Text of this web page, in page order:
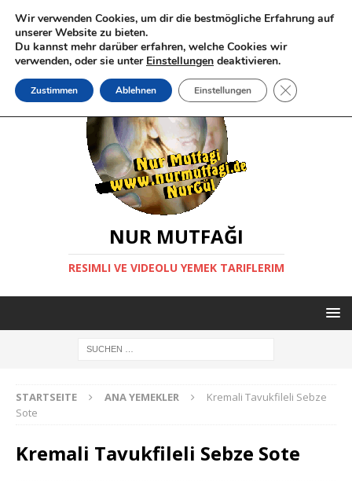
NUR MUTFAĞI
RESIMLI VE VIDEOLU YEMEK TARIFLERIM
STARTSEITE ANA YEMEKLER
Kremali Tavukfileli Sebze
Sote
Kremali Tavukfileli Sebze Sote
Wir verwenden Cookies, um dir die bestmögliche Erfahrung auf
unserer Website zu bieten.
Du kannst mehr darüber erfahren, welche Cookies wir
verwenden, oder sie unter Einstellungen deaktivieren.
Zustimmen Ablehnen Einstellungen GDPR